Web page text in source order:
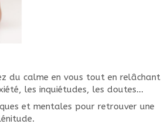
du calme en vous tout en relâchant
les inquiétudes, les doutes…
et mentales pour retrouver une